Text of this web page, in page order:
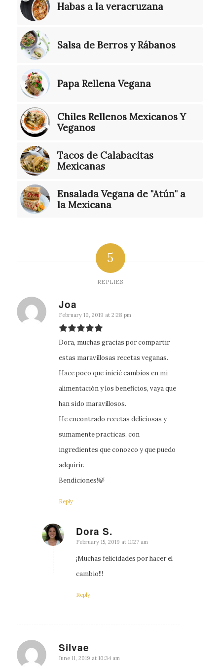
Habas a la veracruzana
Salsa de Berros y Rábanos
Papa Rellena Vegana
Chiles Rellenos Mexicanos Y
Veganos
Tacos de Calabacitas
Mexicanas
Ensalada Vegana de "Atún" a
la Mexicana
5
REPLIES
Joa
says:
February 10, 2019 at 2:28 pm
Dora, muchas gracias por compartir
estas maravillosas recetas veganas.
Hace poco que inicié cambios en mi
alimentación y los beneficios, vaya que
han sido maravillosos.
He encontrado recetas deliciosas y
sumamente practicas, con
ingredientes que conozco y que puedo
adquirir.
Bendiciones!🍃
Reply
Dora S.
says:
February 15, 2019 at 11:27 am
¡Muchas felicidades por hacer el
cambio!!!
Reply
Silvae
says:
June 11, 2019 at 10:34 am